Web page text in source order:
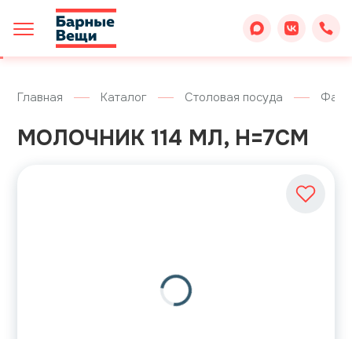
Главная Каталог Столовая посуда
МОЛОЧНИК 114 МЛ, H=7СМ